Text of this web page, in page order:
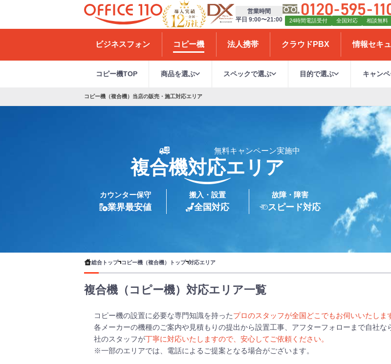
H
e
営業時間
平日 9:00〜21:00
24時間電話受付 全国対応 相談無料
ビジネスフォン コピー機 法人携帯 クラウドPBX 情報セキ
コピー機TOP 商品を選ぶ スペックで選ぶ 目的で選ぶ キャン
コピー機（複合機）当店の販売・施工対応エリア
無料キャンペーン実施中
複合機対応エリア
カウンター保守
業界最安値
搬入・設置
全国対応
故障・障害
スピード対応
総合トップ コピー機（複合機）トップ 対応エリア
複合機（コピー機）対応エリア一覧
コピー機の設置に必要な専門知識を持ったプロのスタッフが全国どこでもお伺いいたしま
各メーカーの機種のご案内や見積もりの提出から設置工事、アフターフォローまで自社な
社のスタッフが丁寧に対応いたしますので、安心してご依頼ください。
※一部のエリアでは、電話によるご提案となる場合がございます。